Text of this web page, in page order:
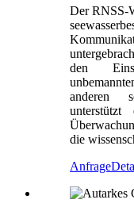
Der RNSS-
den
anderen
unterstützt
die
Anfrage